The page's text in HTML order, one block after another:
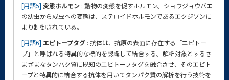
[用語5] 変態ホルモン : 動物の変態を促すホルモン。ショウジョウバエ
の幼虫から成虫への変態は、ステロイドホルモンであるエクジソンに
より制御されている。
[用語6] エピトープタグ : 抗体は、抗原の表面に存在する「エピトー
プ」と呼ばれる特異的な標的を認識して結合する。解析対象とするさ
まざまなタンパク質に既知のエピトープタグを融合させ、そのエピト
ープと特異的に結合する抗体を用いてタンパク質の解析を行う技術を